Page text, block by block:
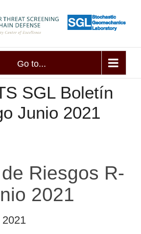
Go to...
SGL Boletín
Junio 2021
Riesgos R-
2021